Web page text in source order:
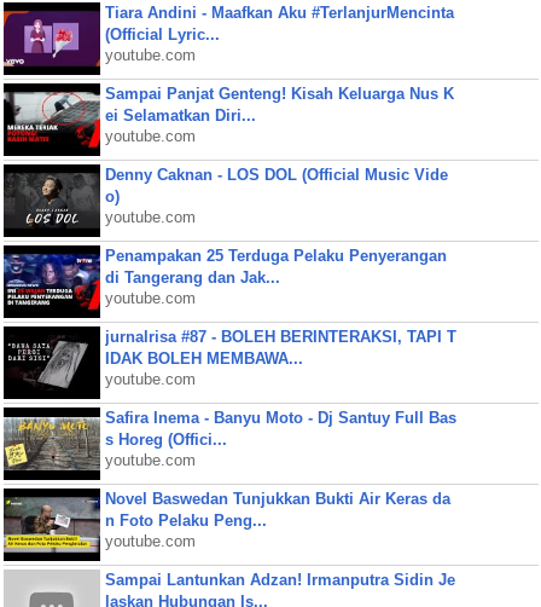
Tiara Andini - Maafkan Aku #TerlanjurMencinta
(Official Lyric...
youtube.com
Sampai Panjat Genteng! Kisah Keluarga Nus K
ei Selamatkan Diri...
youtube.com
Denny Caknan - LOS DOL (Official Music Vide
o)
youtube.com
Penampakan 25 Terduga Pelaku Penyerangan
di Tangerang dan Jak...
youtube.com
jurnalrisa #87 - BOLEH BERINTERAKSI, TAPI T
IDAK BOLEH MEMBAWA...
youtube.com
Safira Inema - Banyu Moto - Dj Santuy Full Bas
s Horeg (Offici...
youtube.com
Novel Baswedan Tunjukkan Bukti Air Keras da
n Foto Pelaku Peng...
youtube.com
Sampai Lantunkan Adzan! Irmanputra Sidin Je
laskan Hubungan Is...